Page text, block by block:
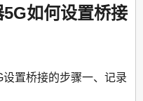
如何设置桥接
置桥接的步骤一、记录